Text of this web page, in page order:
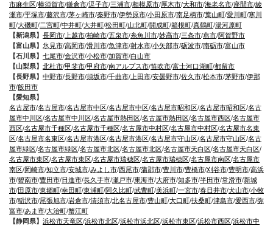
市麻生区/横須賀市/鎌倉市/逗子市/三浦市/相模原市/厚木市/大和市/海老名市/座間市/綾
瀬市/平塚市/藤沢市/茅ヶ崎市/秦野市/伊勢原市/小田原市/南足柄市/葉山町/愛川町/寒川
町/大磯町/二宮町/中井町/大井町/松田町/山北町/開成町/箱根町/真鶴町/湯河原町
【新潟県】 長岡市/ 上越市/柏崎市/五泉市/糸魚川市/妙高市/三条市/燕市/阿賀野市
【富山県】 氷見市/高岡市/滑川市/魚津市/射水市/小矢部市/砺波市/南砺市/富山市
【石川県】 七尾市/金沢市/小松市/加賀市/白山市
【山梨県】 北杜市/甲斐市/甲府市/南アルプス市/笛吹市/富士河口湖町/都留市
【長野県】 中野市/長野市/須坂市/千曲市/ 上田市/安曇野市/佐久市/松本市/茅野市/伊那
市/飯田市
【愛知県】
名古屋市/名古屋市/名古屋市中区/名古屋市中区/名古屋市昭和区/名古屋市昭和区/名古
屋市中川区/名古屋市中川区/名古屋市熱田区/名古屋市熱田区/名古屋市西区/名古屋市
西区/名古屋市千種区/名古屋市千種区/名古屋市中村区/名古屋市中村区/名古屋市名東
区/名古屋市名東区/名古屋市港区/名古屋市港区/名古屋市守山区/名古屋市守山区/名古
屋市緑区/名古屋市緑区/名古屋市北区/名古屋市北区/名古屋市天白区/名古屋市天白区/
名古屋市東区/名古屋市東区/名古屋市瑞穂区/名古屋市瑞穂区/名古屋市南区/名古屋市
南区/岡崎市/知立市/安城市/みよし市/西尾市/蒲郡市/豊川市/豊橋市/刈谷市/豊明市/高浜
市/碧南市/豊田市/日進市/長久手市/瀬戸市/東海市/大府市/知多市/半田市/常滑市/新城
市/田原市/東郷町/幸田町/東浦町/阿久比町/武豊町/美浜町/一宮市/春日井市/犬山市/小牧
市/稲沢市/尾張旭市/岩倉市/清須市/北名古屋市/豊山町/大口町/扶桑町/津島市/愛西市/弥
富市/あま市/大治町/蟹江町
【静岡県】 浜松市天竜区/浜松市北区/浜松市浜北区/浜松市東区/浜松市西区/浜松市中